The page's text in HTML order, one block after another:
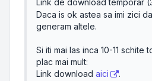
Link de download temporar
Daca is ok astea sa imi zici
generam altele.
Si iti mai las inca 10-11 schite
plac mai mult:
Link download aici .